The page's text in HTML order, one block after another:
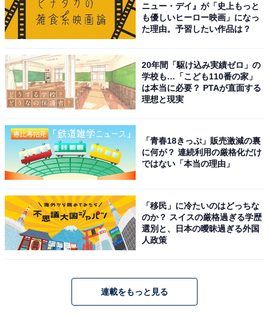
ニュー・デイ』が「史上もっと
も優しいヒーロー映画」になっ
た理由。予習したい作品は？
20年間「駆け込み実績ゼロ」の
学校も…「こども110番の家」
は本当に必要？ PTAが直面する
理想と現実
「青春18きっぷ」販売激減の裏
に何が？ 連続利用の厳格化だけ
ではない「本当の理由」
「移民」に冷たいのはどっちな
のか？ スイスの厳格過ぎる学歴
選別と、日本の曖昧過ぎる外国
人政策
連載をもっと見る